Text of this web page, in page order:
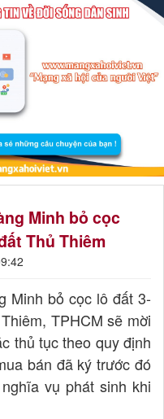
Minh bỏ cọc
Thủ Thiêm
Minh bỏ cọc lô đất 3-
TPHCM sẽ mời
thủ tục theo quy định
bán đã ký trước đó
vụ phát sinh khi